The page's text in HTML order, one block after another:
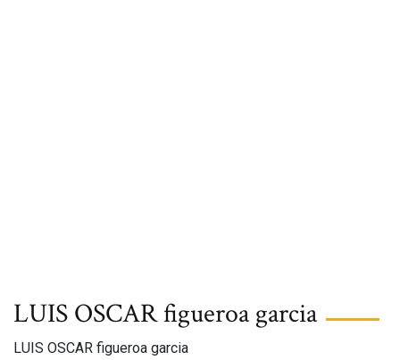
LUIS OSCAR figueroa garcia
LUIS OSCAR figueroa garcia